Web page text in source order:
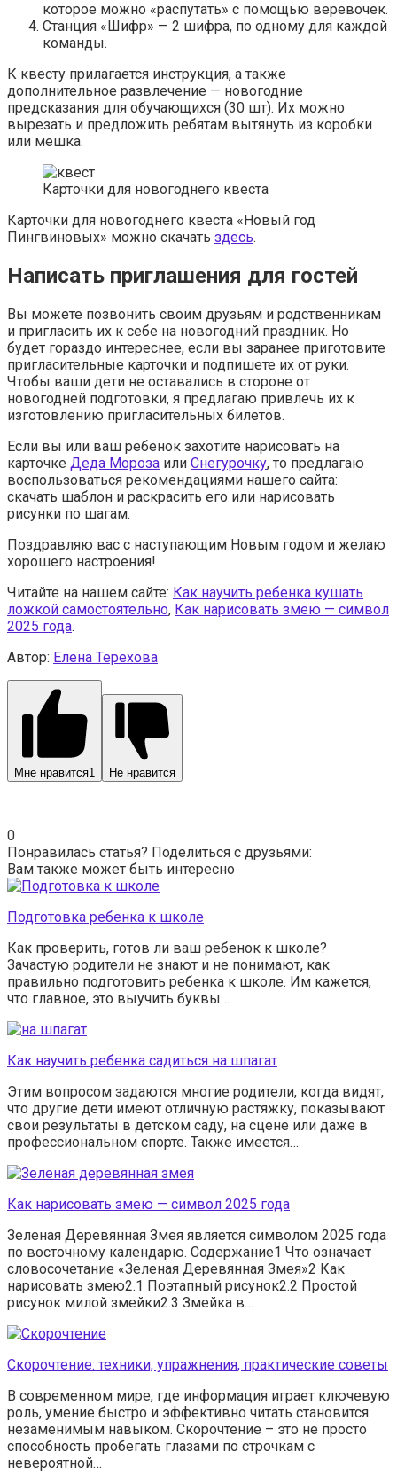
которое можно «распутать» с помощью веревочек.
Станция «Шифр» — 2 шифра, по одному для каждой
команды.
К квесту прилагается инструкция, а также
дополнительное развлечение — новогодние
предсказания для обучающихся (30 шт). Их можно
вырезать и предложить ребятам вытянуть из коробки
или мешка.
Карточки для новогоднего квеста
Карточки для новогоднего квеста «Новый год
Пингвиновых» можно скачать здесь.
Написать приглашения для гостей
Вы можете позвонить своим друзьям и родственникам
и пригласить их к себе на новогодний праздник. Но
будет гораздо интереснее, если вы заранее приготовите
пригласительные карточки и подпишете их от руки.
Чтобы ваши дети не оставались в стороне от
новогодней подготовки, я предлагаю привлечь их к
изготовлению пригласительных билетов.
Если вы или ваш ребенок захотите нарисовать на
карточке Деда Мороза или Снегурочку, то предлагаю
воспользоваться рекомендациями нашего сайта:
скачать шаблон и раскрасить его или нарисовать
рисунки по шагам.
Поздравляю вас с наступающим Новым годом и желаю
хорошего настроения!
Читайте на нашем сайте: Как научить ребенка кушать
ложкой самостоятельно, Как нарисовать змею — символ
2025 года.
Автор: Елена Терехова
Мне нравится1 Не нравится
0
Понравилась статья? Поделиться с друзьями:
Вам также может быть интересно
Подготовка ребенка к школе
Как проверить, готов ли ваш ребенок к школе?
Зачастую родители не знают и не понимают, как
правильно подготовить ребенка к школе. Им кажется,
что главное, это выучить буквы…
Как научить ребенка садиться на шпагат
Этим вопросом задаются многие родители, когда видят,
что другие дети имеют отличную растяжку, показывают
свои результаты в детском саду, на сцене или даже в
профессиональном спорте. Также имеется…
Как нарисовать змею — символ 2025 года
Зеленая Деревянная Змея является символом 2025 года
по восточному календарю. Содержание1 Что означает
словосочетание «Зеленая Деревянная Змея»2 Как
нарисовать змею2.1 Поэтапный рисунок2.2 Простой
рисунок милой змейки2.3 Змейка в…
Скорочтение: техники, упражнения, практические советы
В современном мире, где информация играет ключевую
роль, умение быстро и эффективно читать становится
незаменимым навыком. Скорочтение – это не просто
способность пробегать глазами по строчкам с
невероятной…